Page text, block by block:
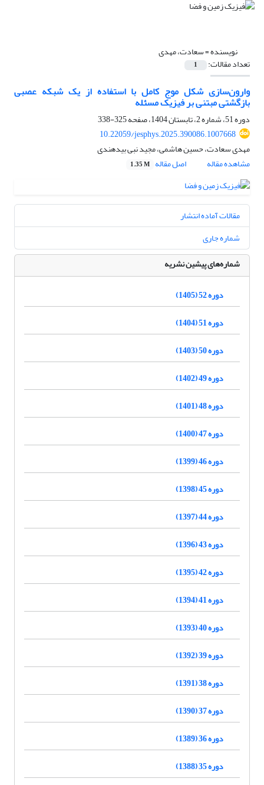
نویسنده =سعادت، مهدی
تعداد مقالات: 1
وارون‌سازی شکل موج کامل با استفاده از یک شبکه عصبی
بازگشتی مبتنی ‌بر فیزیک مسئله
دوره 51، شماره 2، تابستان 1404، صفحه
325-338
10.22059/jesphys.2025.390086.1007668
مهدی سعادت، حسین هاشمی، مجید نبی بیدهندی
مشاهده مقاله
اصل مقاله 1.35 M
مقالات آماده انتشار
شماره جاری
شماره‌های پیشین نشریه
دوره 52 (1405)
دوره 51 (1404)
دوره 50 (1403)
دوره 49 (1402)
دوره 48 (1401)
دوره 47 (1400)
دوره 46 (1399)
دوره 45 (1398)
دوره 44 (1397)
دوره 43 (1396)
دوره 42 (1395)
دوره 41 (1394)
دوره 40 (1393)
دوره 39 (1392)
دوره 38 (1391)
دوره 37 (1390)
دوره 36 (1389)
دوره 35 (1388)